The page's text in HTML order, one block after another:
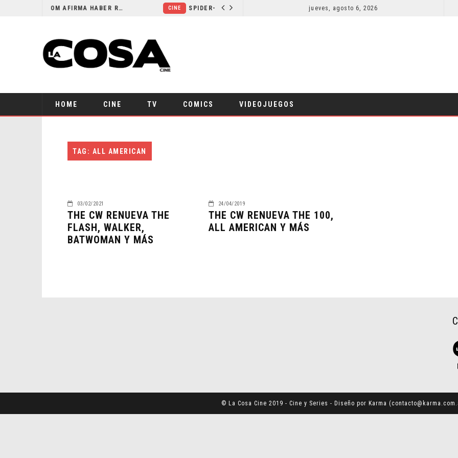
ORLANDO BLOOM AFIRMA HABER RECHAZADO SER BATMAN COMICS
jueves, agosto 6, 2026
HOME CINE TV COMICS VIDEOJUEGOS
TAG: ALL AMERICAN
03/02/2021
THE CW RENUEVA THE
FLASH, WALKER,
BATWOMAN Y MÁS
24/04/2019
THE CW RENUEVA THE 100,
ALL AMERICAN Y MÁS
© La Cosa Cine 2019 - Cine y Series - Diseño por Karma (